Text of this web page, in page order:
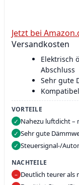
Jetzt bei
Versandkosten
Elektrisch
Abschluss
Sehr gute
VORTEILE
✓ Nahezu luftdicht –
✓ Sehr gute
✓ Steuersignal‑/
NACHTEILE
– Deutlich teurer als